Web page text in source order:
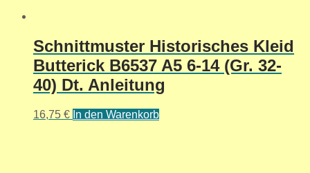
Schnittmuster Historisches Kleid
Butterick B6537 A5 6-14 (Gr. 32-
40) Dt. Anleitung
16,75 € In den Warenkorb